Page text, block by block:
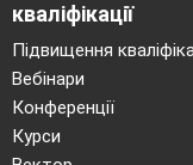
кваліфікації
Підвищення
Вебінари
Конференції
Курси